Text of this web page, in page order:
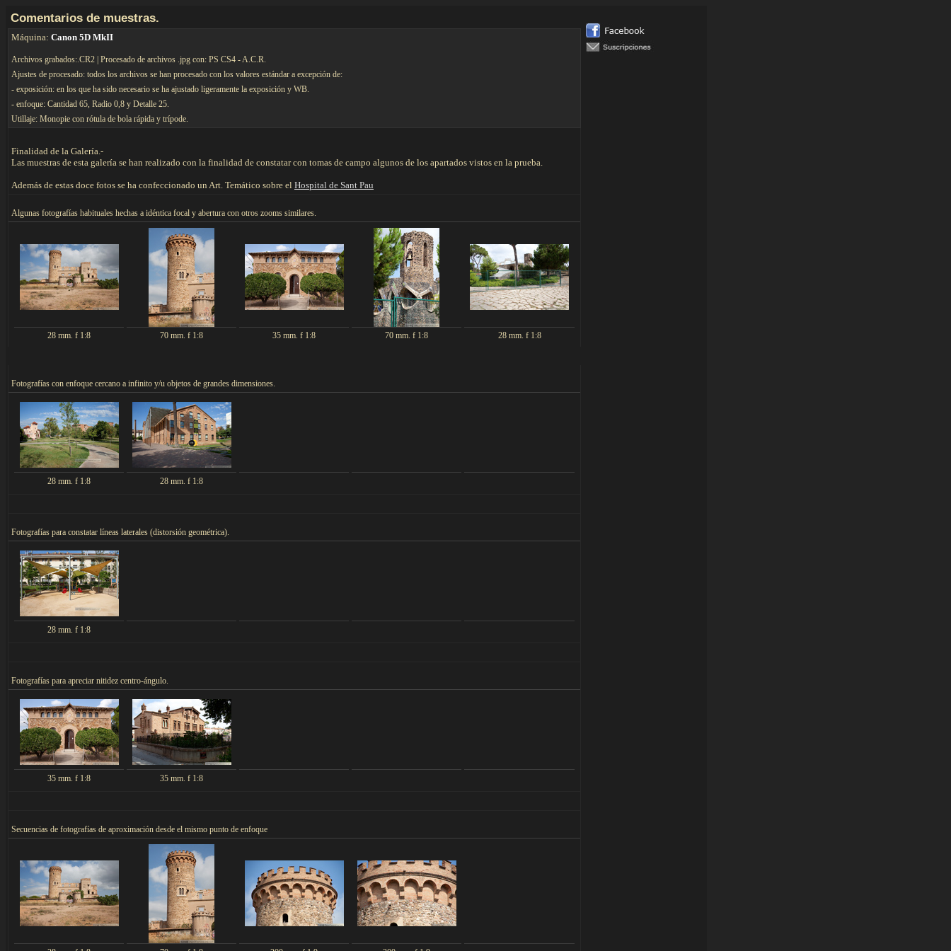
Comentarios de muestras.
Máquina: Canon 5D MkII
Archivos grabados:.CR2 | Procesado de archivos .jpg con: PS CS4 - A.C.R.
Ajustes de procesado: todos los archivos se han procesado con los valores estándar a excepción de:
- exposición: en los que ha sido necesario se ha ajustado ligeramente la exposición y WB.
- enfoque: Cantidad 65, Radio 0,8 y Detalle 25.
Utillaje: Monopie con rótula de bola rápida y trípode.
Finalidad de la Galería.-
Las muestras de esta galería se han realizado con la finalidad de constatar con tomas de campo algunos de los apartados vistos en la prueba.
Además de estas doce fotos se ha confeccionado un Art. Temático sobre el Hospital de Sant Pau
Algunas fotografías habituales hechas a idéntica focal y abertura con otros zooms similares.
28 mm. f 1:8 70 mm. f 1:8 35 mm. f 1:8 70 mm. f 1:8 28 mm. f 1:8
Fotografías con enfoque cercano a infinito y/u objetos de grandes dimensiones.
28 mm. f 1:8 28 mm. f 1:8
Fotografías para constatar líneas laterales (distorsión geométrica).
28 mm. f 1:8
Fotografías para apreciar nitidez centro-ángulo.
35 mm. f 1:8 35 mm. f 1:8
Secuencias de fotografías de aproximación desde el mismo punto de enfoque